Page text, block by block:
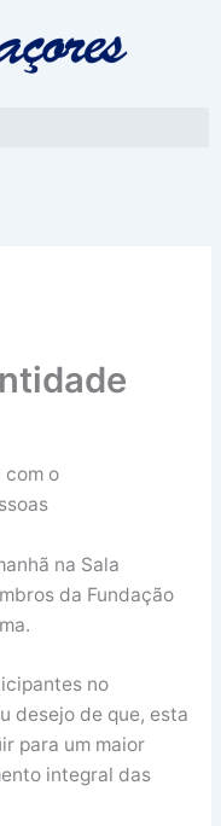
com o
na Sala
da Fundação
no
desejo de que, esta
para um maior
integral das